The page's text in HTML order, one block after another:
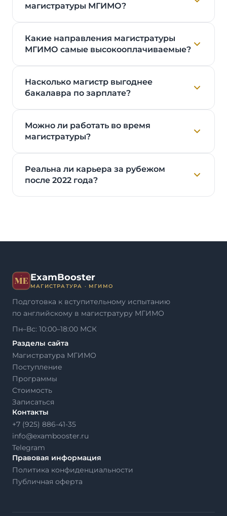
магистратуры МГИМО?
Какие направления магистратуры
МГИМО самые высокооплачиваемые?
Насколько магистр выгоднее
бакалавра по зарплате?
Можно ли работать во время
магистратуры?
Реальна ли карьера за рубежом
после 2022 года?
ExamBooster
МАГИСТРАТУРА · МГИМО
Подготовка к вступительному испытанию
по английскому в магистратуру МГИМО
Пн–Вс: 10:00–18:00 МСК
Разделы сайта
Магистратура МГИМО
Поступление
Программы
Стоимость
Записаться
Контакты
+7 (925) 886-41-35
info@exambooster.ru
Telegram
Правовая информация
Политика конфиденциальности
Публичная оферта